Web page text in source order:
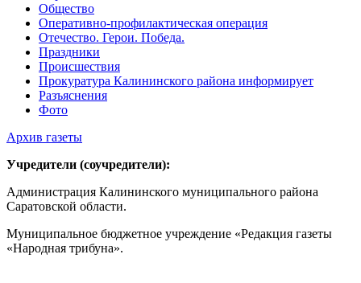
Общество
Оперативно-профилактическая операция
Отечество. Герои. Победа.
Праздники
Происшествия
Прокуратура Калининского района информирует
Разъяснения
Фото
Архив газеты
Учредители (соучредители):
Администрация Калининского муниципального района
Саратовской области.
Муниципальное бюджетное учреждение «Редакция газеты
«Народная трибуна».